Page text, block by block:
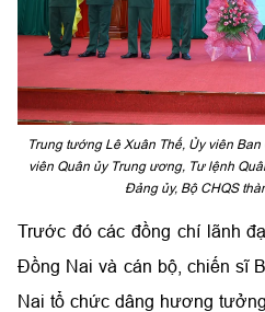
Trung tướng Lê Xuân Thế, Ủy viên
viên Quân ủy Trung ương, Tư lệnh
Đảng ủy, Bộ CHQS
Trước đó các đồng chí lãnh
Đồng Nai và cán bộ, chiến sĩ
Nai tổ chức dâng hương